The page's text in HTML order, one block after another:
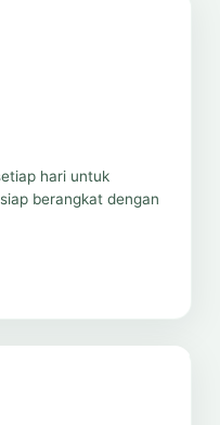
hari untuk
berangkat dengan